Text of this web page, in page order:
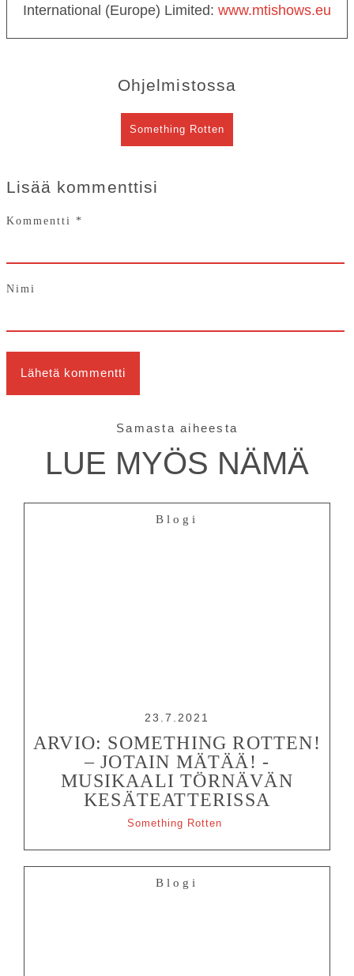
International (Europe) Limited: www.mtishows.eu
Ohjelmistossa
Something Rotten
Lisää kommenttisi
Kommentti *
Nimi
Samasta aiheesta
LUE MYÖS NÄMÄ
Blogi
23.7.2021
ARVIO: SOMETHING ROTTEN!
– JOTAIN MÄTÄÄ! -
MUSIKAALI TÖRNÄVÄN
KESÄTEATTERISSA
Something Rotten
Blogi